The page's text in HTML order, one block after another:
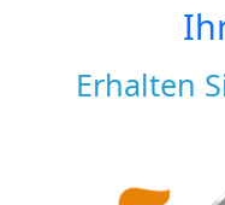
Erhalten